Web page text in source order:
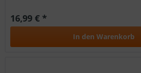
16,99 € *
In den Warenkorb